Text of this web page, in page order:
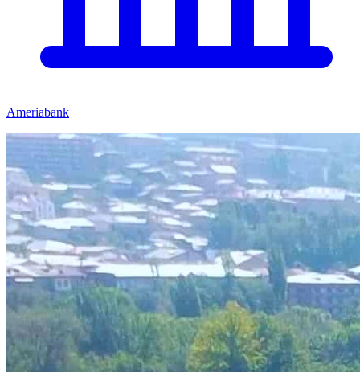
Ameriabank